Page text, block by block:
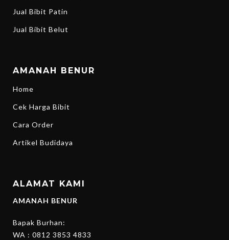
Jual Bibit Patin
Jual Bibit Belut
AMANAH BENUR
Home
Cek Harga Bibit
Cara Order
Artikel Budidaya
ALAMAT KAMI
AMANAH BENUR
Bapak Burhan:
WA : 0812 3853 4833